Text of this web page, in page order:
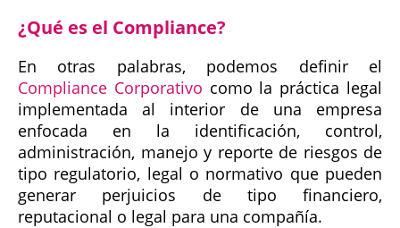
¿Qué es el Compliance?
En otras palabras, podemos definir el
Compliance Corporativo como la práctica legal
implementada al interior de una empresa
enfocada en la identificación, control,
administración, manejo y reporte de riesgos de
tipo regulatorio, legal o normativo que pueden
generar perjuicios de tipo financiero,
reputacional o legal para una compañía.